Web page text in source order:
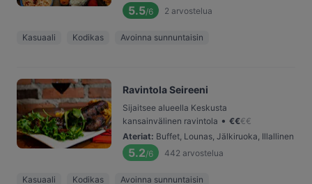
5.5/6 2 arvostelua
Kasuaali Kodikas Avoinna sunnuntaisin
Ravintola Seireeni
Sijaitsee alueella Keskusta
kansainvälinen ravintola • €€€€
Ateriat: Buffet, Lounas, Jälkiruoka, Illallinen
5.2/6 442 arvostelua
Kasuaali Kodikas Avoinna sunnuntaisin